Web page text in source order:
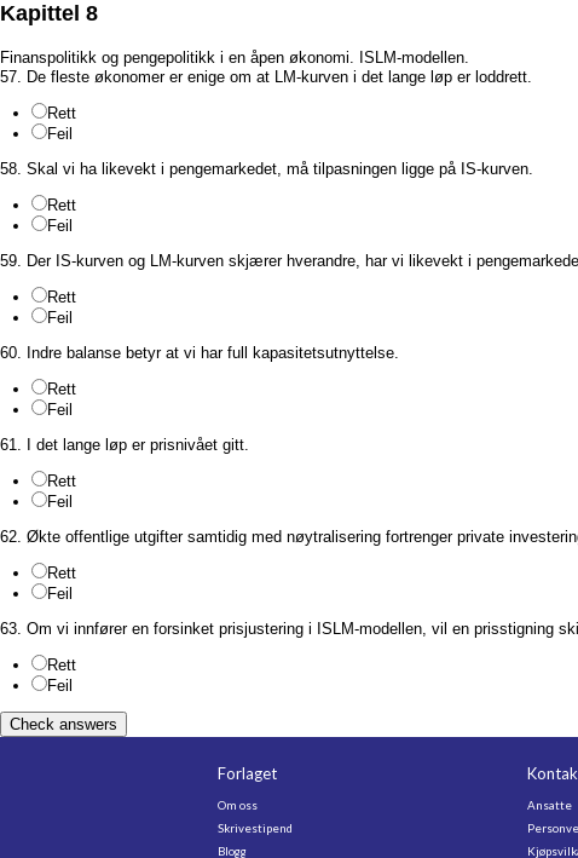
Kapittel 8
Finanspolitikk og pengepolitikk i en åpen økonomi. ISLM-modellen.
57. De fleste økonomer er enige om at LM-kurven i det lange løp er loddrett.
Rett
Feil
58. Skal vi ha likevekt i pengemarkedet, må tilpasningen ligge på IS-kurven.
Rett
Feil
59. Der IS-kurven og LM-kurven skjærer hverandre, har vi likevekt i
Rett
Feil
60. Indre balanse betyr at vi har full kapasitetsutnyttelse.
Rett
Feil
61. I det lange løp er prisnivået gitt.
Rett
Feil
62. Økte offentlige utgifter samtidig med nøytralisering fortrenger private
Rett
Feil
63. Om vi innfører en forsinket prisjustering i ISLM-modellen, vil en prisstigning
Rett
Feil
Check answers
Forlaget
Om oss
Skrivestipend
Blogg
Ansatte